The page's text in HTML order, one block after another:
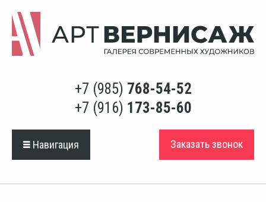
+7 (985) 768-54-52
+7 (916) 173-85-60
Навигация Заказать звонок